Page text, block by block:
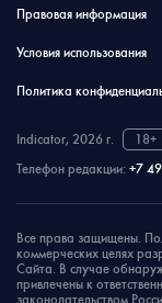
Правовая информация
Условия использования
Политика
Indicator, 2026 г.
18+
Телефон редакции: +7
Все права защищены.
коммерческих целях
Сайта. В случае
привлечены к
законодательством